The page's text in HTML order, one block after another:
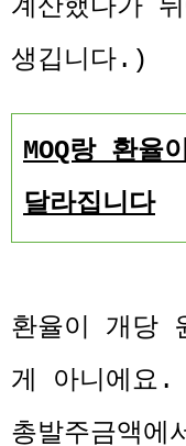
계산했다가
생깁니다.)
MOQ랑 환율
달라집니다
환율이 개당
게 아니에요.
총발주금액